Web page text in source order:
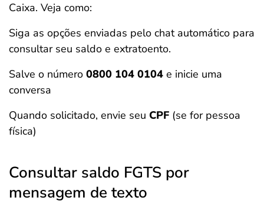
Caixa. Veja como:
Siga as opções enviadas pelo chat automático para
consultar seu saldo e extratoento.
Salve o número 0800 104 0104 e inicie uma
conversa
Quando solicitado, envie seu CPF (se for pessoa
física)
Consultar saldo FGTS por
mensagem de texto